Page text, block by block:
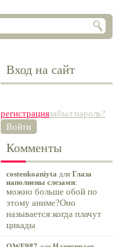
Вход на сайт
регистрациязабыл пароль?
Войти
Комменты
costenkoaniyta для Глаза
наполнены слезами:
можно больше обой по
этому аниме?Оно
называется:когда плачут
цикады